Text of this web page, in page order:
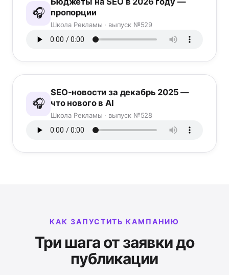
🎧
пропорции
Школа Рекламы · выпуск №529
🎧
SEO-новости за декабрь 2025 —
что нового в AI
Школа Рекламы · выпуск №528
КАК ЗАПУСТИТЬ КАМПАНИЮ
Три шага от заявки до
публикации